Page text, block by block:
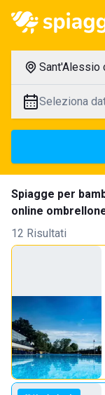
Sant'Alessio
Seleziona
Spiagge per
online
12 Risultati